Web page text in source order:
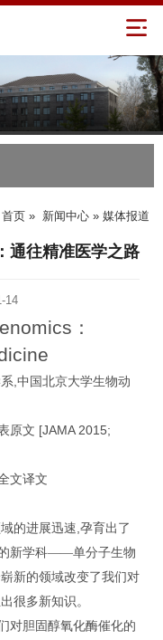
首页 » 新闻中心 » 媒体报道
通往精准医学之路
14
：
中国北京大学生物动
原文 [JAMA 2015;
文译文
的进展迅速 孕育出了
新学科——单分子生物
新的领域改变了我们对
很多新知识。
对胆固醇氧化酶催化的